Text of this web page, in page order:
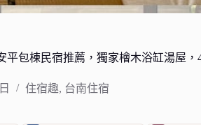
平包棟民宿推薦，獨家檜木浴缸湯屋
住宿趣, 台南住宿